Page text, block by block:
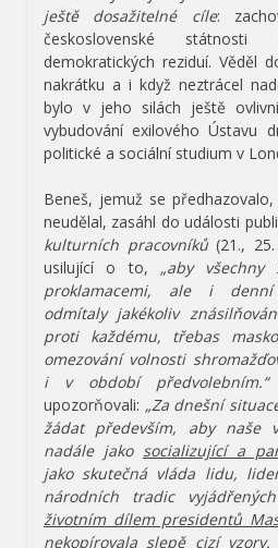
ještě dosažitelné cíle:
československé
demokratických reziduí. Věděl
nakrátku a i když neztrácel
bylo v jeho silách ještě
vybudování exilového Ústavu
politické a sociální studium v
Beneš, jemuž se
neudělal, zasáhl do události
kulturních pracovníků (21.,
usilující o to, „aby
proklamacemi, ale i
odmítaly jakékoliv
proti každému, třebas
omezování volnosti
i v období předvolebním.“
upozorňovali: „Za dnešní
žádat především, aby naše
nadále jako socializující a
jako skutečná vláda lidu,
národních tradic
životním dílem presidentů
nekopírovala slepě cizí